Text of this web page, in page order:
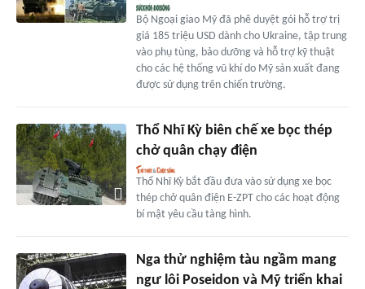
Bộ Ngoại giao Mỹ đã phê duyệt gói hỗ trợ trị
giá 185 triệu USD dành cho Ukraine, tập trung
vào phụ tùng, bảo dưỡng và hỗ trợ kỹ thuật
cho các hệ thống vũ khí do Mỹ sản xuất đang
được sử dụng trên chiến trường.
Thổ Nhĩ Kỳ biên chế xe bọc thép
chở quân chạy điện
Thổ Nhĩ Kỳ bắt đầu đưa vào sử dụng xe bọc
thép chở quân điện E-ZPT cho các hoạt động
bí mật yêu cầu tàng hình.
Nga thử nghiệm tàu ngầm mang
ngư lôi Poseidon và Mỹ triển khai